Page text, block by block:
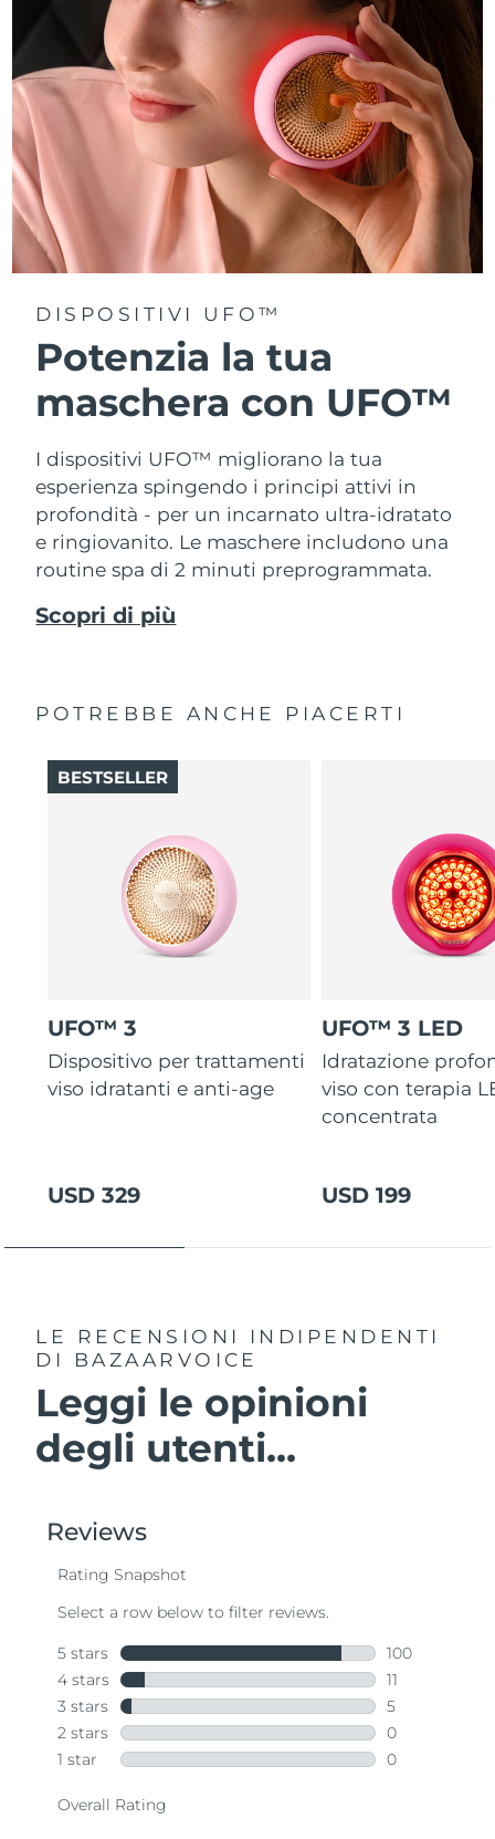
DISPOSITIVI UFO™
Potenzia la tua
maschera con UFO™
I dispositivi UFO™ migliorano la tua
esperienza spingendo i principi attivi in
profondità - per un incarnato ultra-idratato
e ringiovanito. Le maschere includono una
routine spa di 2 minuti preprogrammata.
Scopri di più
POTREBBE ANCHE PIACERTI
UFO™ 3
Dispositivo per trattamenti
viso idratanti e anti-age
USD 329
BESTSELLER
UFO™ 3 LED
Idratazione
viso con terapia
concentrata
USD 199
LE RECENSIONI INDIPENDENTI
DI BAZAARVOICE
Leggi le opinioni
degli utenti...
Consegna stimata
Emirati Arabi Uniti Consegna stimata13/8/26
Regno Unito Consegna stimata12/8/26
Stati Uniti Consegna stimata13/8/26
Uzbekistan Consegna stimata 17/8/26
Vietnam Consegna stimata18/8/26